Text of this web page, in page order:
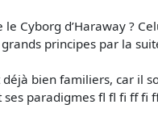
le Cyborg d’Haraway
principes par la
bien familiers, car il
paradigmes fl fl fi ff fi